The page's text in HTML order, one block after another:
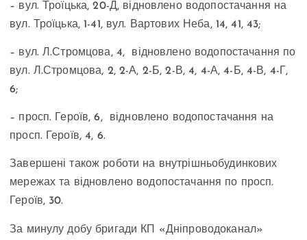
– вул. Троїцька, 20-Д, відновлено водопостачання на
вул. Троїцька, 1-41, вул. Вартових Неба, 14, 41, 43;
– вул. Л.Стромцова, 4, відновлено водопостачання по
вул. Л.Стромцова, 2, 2-А, 2-Б, 2-В, 4, 4-А, 4-Б, 4-В, 4-Г,
6;
– просп. Героїв, 6, відновлено водопостачання на
просп. Героїв, 4, 6.
Завершені також роботи на внутрішньобудинкових
мережах та відновлено водопостачання по просп.
Героїв, 30.
За минулу добу бригади КП «Дніпроводоканал»